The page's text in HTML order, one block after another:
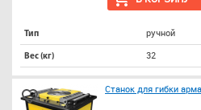
Тип ручной
Вес (кг) 32
Станок для гибки